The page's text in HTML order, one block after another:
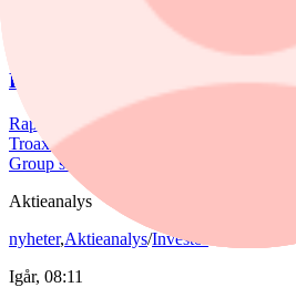
Fem aktier som tog revansch i
Rapportperioden väckte liv i flera av
Troax rusade 37% under juli, medan
Group steg mellan 18 till 23%.
Aktieanalys
nyheter,Aktieanalys/Investor
Igår, 08:11